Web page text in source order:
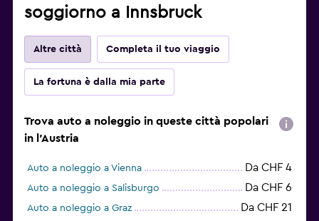
soggiorno a Innsbruck
Altre città Completa il tuo viaggio
La fortuna è dalla mia parte
Trova auto a noleggio in queste città popolari
in l'Austria
Auto a noleggio a Vienna Da CHF 4
Auto a noleggio a Salisburgo Da CHF 6
Auto a noleggio a Graz Da CHF 21